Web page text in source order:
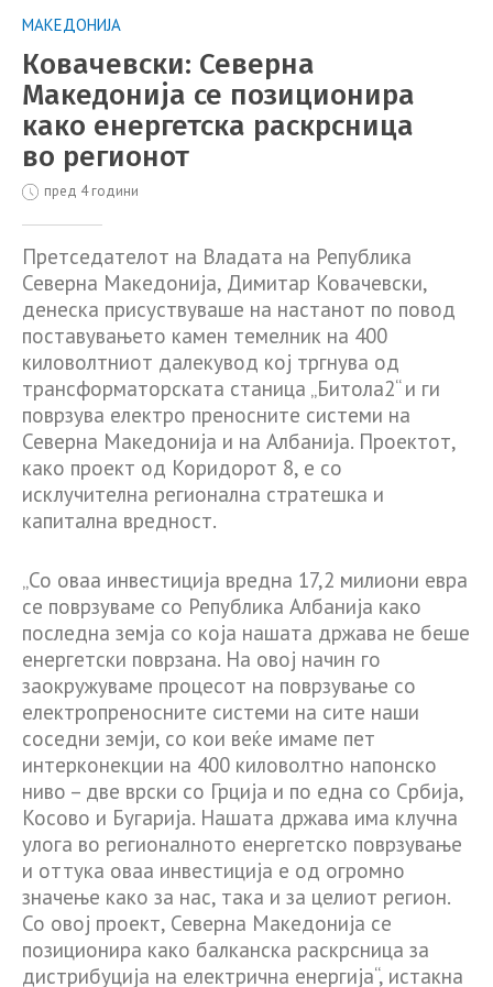
МАКЕДОНИЈА
Ковачевски: Северна
Македонија се позиционира
како енергетска раскрсница
во регионот
пред 4 години
Претседателот на Владата на Република
Северна Македонија, Димитар Ковачевски,
денеска присуствуваше на настанот по повод
поставувањето камен темелник на 400
киловолтниот далекувод кој тргнува од
трансформаторската станица „Битола2“ и ги
поврзува електро преносните системи на
Северна Македонија и на Албанија. Проектот,
како проект од Коридорот 8, е со
исклучителна регионална стратешка и
капитална вредност.
„Со оваа инвестиција вредна 17,2 милиони евра
се поврзуваме со Република Албанија како
последна земја со која нашата држава не беше
енергетски поврзана. На овој начин го
заокружуваме процесот на поврзување со
електропреносните системи на сите наши
соседни земји, со кои веќе имаме пет
интерконекции на 400 киловолтно напонско
ниво – две врски со Грција и по една со Србија,
Косово и Бугарија. Нашата држава има клучна
улога во регионалното енергетско поврзување
и оттука оваа инвестиција е од огромно
значење како за нас, така и за целиот регион.
Со овој проект, Северна Македонија се
позиционира како балканска раскрсница за
дистрибуција на електрична енергија“, истакна